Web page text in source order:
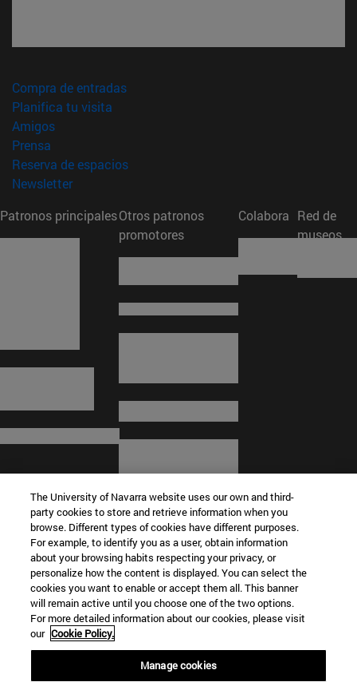
Compra de entradas(abre en nueva ventana)
Planifica tu visita
Amigos(abre en nueva ventana)
Prensa
Reserva de espacios(abre en nueva ventana)
Newsletter(abre en nueva ventana)
Patronos principalesOtros patronos
promotores
Colabora Red de
museos
© Universidad de Navarra
Información legal
Términos y condiciones
Accesibilidad
Configuración de cookies
The University of Navarra website uses our own and third-
party cookies to store and retrieve information when you
browse. Different types of cookies have different purposes.
For example, to identify you as a user, obtain information
about your browsing habits respecting your privacy, or
personalize how the content is displayed. You can select the
cookies you want to enable or accept them all. This banner
will remain active until you choose one of the two options.
For more detailed information about our cookies, please visit
our Cookie Policy.
Manage cookies